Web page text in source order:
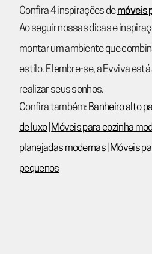
Confira 4 inspirações demóveis
Ao seguir nossas dicas e
montar um ambiente que
estilo. E lembre-se, a Evviva está
realizar seus sonhos.
Confira também: Banheiro alto
de luxo| Móveis para cozinha
planejadas modernas Móveis
pequenos